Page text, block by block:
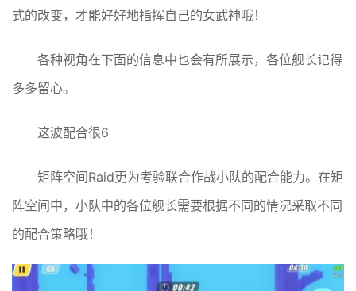
式的改变，才能好好地指挥自己的女武神哦！
各种视角在下面的信息中也会有所展示，各位舰长记得
多多留心。
这波配合很6
矩阵空间Raid更为考验联合作战小队的配合能力。在矩
阵空间中，小队中的各位舰长需要根据不同的情况采取不同
的配合策略哦！